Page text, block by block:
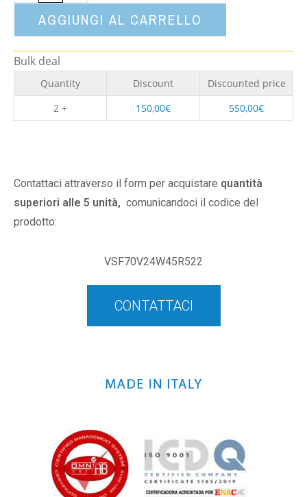
AGGIUNGI AL CARRELLO
Bulk deal
Quantity Discount
Discounted price
2 +
150,00€ 550,00€
Contattaci attraverso il form per acquistare quantità
superiori alle 5 unità, comunicandoci il codice del
prodotto:
VSF70V24W45R522
CONTATTACI